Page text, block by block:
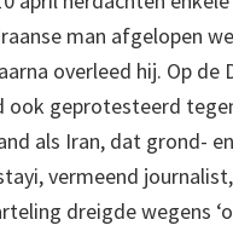
man afgelopen
overleed hij. Op
ook geprotesteerd
als Iran, dat grond-
vermeend
dreigde wegens